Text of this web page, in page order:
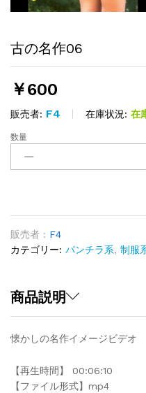
古の名作06
￥600
販売者: F4 在庫状況: 在
古
名
quantity
数量
販売者 : F4
カテゴリー: パンチラ系, 制服
商品説明
懐かしの名作イメージビデオ
【再生時間】 00:06:10
【ファイル形式】mp4